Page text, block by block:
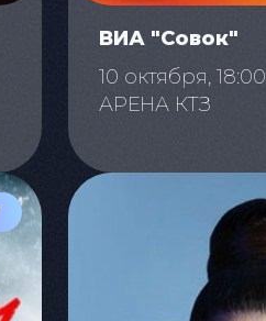
ВИА "Совок"
10 октября, 18:00
АРЕНА КТЗ